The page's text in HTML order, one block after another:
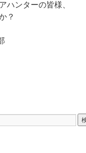
ハンターの皆様、
？